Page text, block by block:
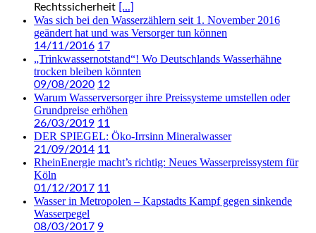
Rechtssicherheit [...]
Was sich bei den Wasserzählern seit 1. November 2016
geändert hat und was Versorger tun können
14/11/2016 17
„Trinkwassernotstand“! Wo Deutschlands Wasserhähne
trocken bleiben könnten
09/08/2020 12
Warum Wasserversorger ihre Preissysteme umstellen oder
Grundpreise erhöhen
26/03/2019 11
DER SPIEGEL: Öko-Irrsinn Mineralwasser
21/09/2014 11
RheinEnergie macht’s richtig: Neues Wasserpreissystem für
Köln
01/12/2017 11
Wasser in Metropolen – Kapstadts Kampf gegen sinkende
Wasserpegel
08/03/2017 9